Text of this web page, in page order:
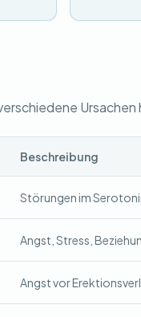
Beschreibung
Störungen im
Angst, Stress,
Angst vor